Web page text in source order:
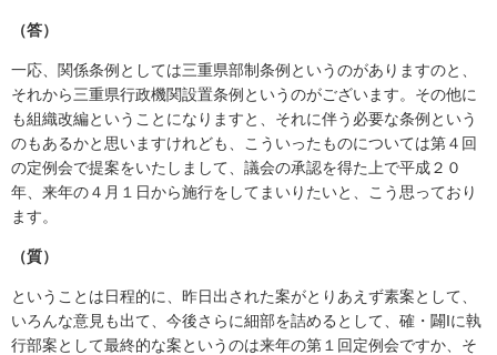
（答）
一応、関係条例としては三重県部制条例というのがありますのと、
それから三重県行政機関設置条例というのがございます。その他に
も組織改編ということになりますと、それに伴う必要な条例という
のもあるかと思いますけれども、こういったものについては第４回
の定例会で提案をいたしまして、議会の承認を得た上で平成２０
年、来年の４月１日から施行をしてまいりたいと、こう思っており
ます。
（質）
ということは日程的に、昨日出された案がとりあえず素案として、
いろんな意見も出て、今後さらに細部を詰めるとして、確・闢Iに執
行部案として最終的な案というのは来年の第１回定例会ですか、そ